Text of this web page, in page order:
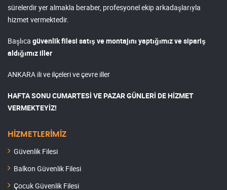
sürelerdir yer almakla beraber, profesyonel ekip arkadaşlarıyla
hizmet vermektedir.
Başlıca güvenlik filesi satış ve montajını yaptığımız ve sipariş
aldığımız iller
ANKARA ili ve ilçeleri ve çevre iller
HAFTA SONU CUMARTESİ VE PAZAR GÜNLERİ DE HİZMET
VERMEKTEYİZ!
HİZMETLERİMİZ
Güvenlik Filesi
Balkon Güvenlik Filesi
Çocuk Güvenlik Filesi